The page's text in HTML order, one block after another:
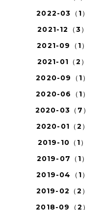
2022-03（1）
2021-12（3）
2021-09（1）
2021-01（2）
2020-09（1）
2020-06（1）
2020-03（7）
2020-01（2）
2019-10（1）
2019-07（1）
2019-04（1）
2019-02（2）
2018-09（2）